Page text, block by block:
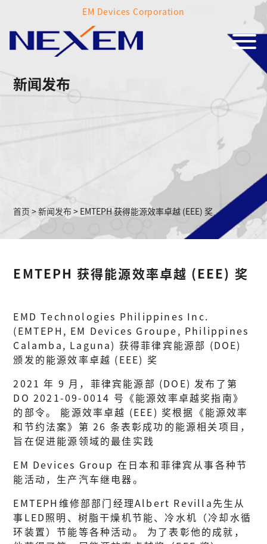
EM Devices Corporation
新闻发布
首页 >新闻发布> EMTEPH 获得能源效率卓越 (EEE) 奖
EMTEPH 获得能源效率卓越 (EEE) 奖
EMD Technologies Philippines Inc.
(EMTEPH, EM Devices Groupe, Philippines
Calamba, Laguna) 获得菲律宾能源部 (DOE)
颁发的能源效率卓越 (EEE) 奖
2021 年 9 月，菲律宾能源部 (DOE) 发布了第
DO 2021-09-0014 号《能源效率卓越奖指南》
的部令。 能源效率卓越 (EEE) 奖根据《能源效率
和节约法案》第 26 条表彰成功的能源相关项目，
旨在促进能源领域的最佳实践
EM Devices Group 在日本和菲律宾从事各种节
能活动，生产汽车继电器。
EMTEPH维修部部门经理Albert Revilla先生从
事LED照明、树脂干燥机节能、冷水机（冷却水循
环装置）节能等各种活动。 为了表彰他的成就，